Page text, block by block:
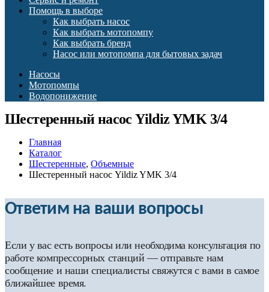
Помощь в выборе
Как выбрать насос
Как выбрать мотопомпу
Как выбрать бренд
Насос или мотопомпа для бытовых задач
Насосы
Мотопомпы
Водопонижение
Шестеренный насос Yildiz YMK 3/4
Главная
Каталог
Шестеренные, Объемные
Шестеренный насос Yildiz YMK 3/4
Ответим на ваши вопросы
Если у вас есть вопросы или необходима консультация по
работе компрессорных станций — отправьте нам
сообщение и наши специалисты свяжутся с вами в самое
ближайшее время.